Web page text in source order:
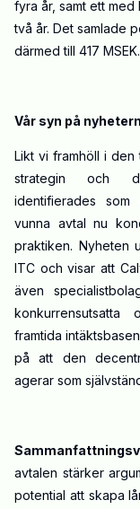
fyra år, samt ett
två år. Det samlade
därmed till 417 MSEK.
Vår syn på
Likt vi framhöll i
strategin och
identifierades som
vunna avtal nu
praktiken. Nyheten
ITC och visar att
även
konkurrensutsatta
framtida
på att den
agerar som
avtalen stärker
potential att skapa